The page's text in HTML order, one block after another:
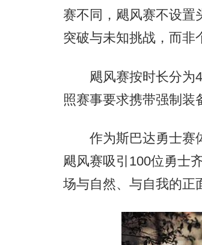
赛不同，飓风赛不设置
突破与未知挑战，而非
飓风赛按时长分为4
照赛事要求携带强制装
作为斯巴达勇士赛体
飓风赛吸引100位勇士
场与自然、与自我的正